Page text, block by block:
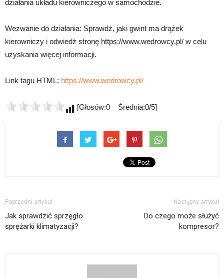
działania układu kierowniczego w samochodzie.
Wezwanie do działania: Sprawdź, jaki gwint ma drążek
kierowniczy i odwiedź stronę https://www.wedrowcy.pl/ w celu
uzyskania więcej informacji.
Link tagu HTML: https://www.wedrowcy.pl/
[Głosów:0 Średnia:0/5]
Poprzedni artykuł
Jak sprawdzić sprzęgło
sprężarki klimatyzacji?
Następny artykuł
Do czego może służyć
kompresor?